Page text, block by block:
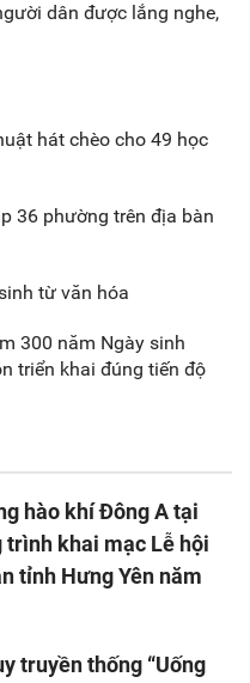
dân được lắng nghe,
hát chèo cho 49 học
36 phường trên địa bàn
từ văn hóa
300 năm Ngày sinh
triển khai đúng tiến độ
hào khí Đông A tại
trình khai mạc Lễ hội
tỉnh Hưng Yên năm
truyền thống “Uống